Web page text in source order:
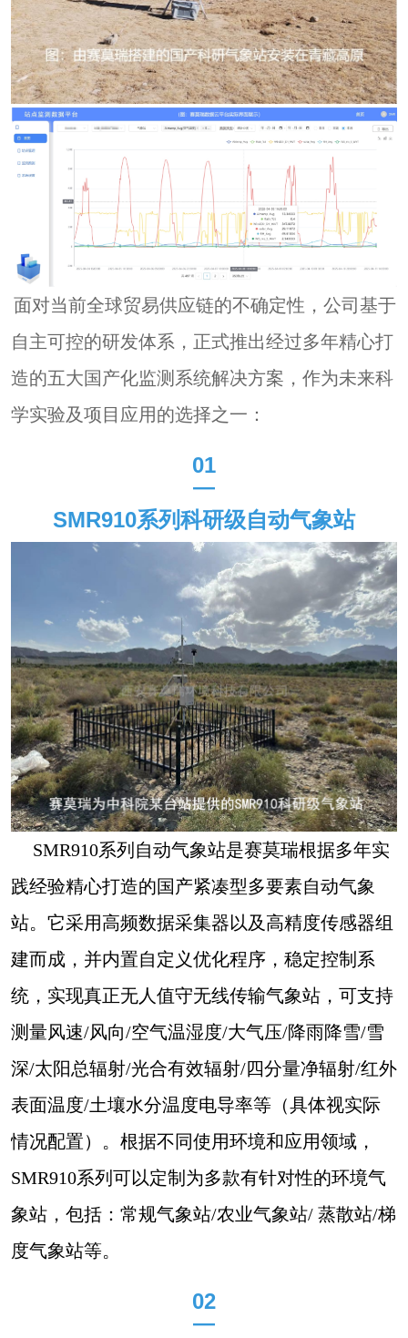
面对当前全球贸易供应链的不确定性，公司基于
自主可控的研发体系，正式推出经过多年精心打
造的五大国产化监测系统解决方案，作为未来科
学实验及项目应用的选择之一：
01
—
SMR910系列科研级自动气象站
SMR910系列自动气象站是赛莫瑞根据多年实
践经验精心打造的国产紧凑型多要素自动气象
站。它采用高频数据采集器以及高精度传感器组
建而成，并内置自定义优化程序，稳定控制系
统，实现真正无人值守无线传输气象站，可支持
测量风速/风向/空气温湿度/大气压/降雨降雪/雪
深/太阳总辐射/光合有效辐射/四分量净辐射/红外
表面温度/土壤水分温度电导率等（具体视实际
情况配置）。根据不同使用环境和应用领域，
SMR910系列可以定制为多款有针对性的环境气
象站，包括：常规气象站/农业气象站/ 蒸散站/梯
度气象站等。
02
—